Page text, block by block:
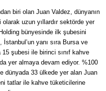
biri olan Juan Valdez, dünyanın
uzun yıllardır sektörde yer
bünyesinde ilk şubesini
yanı sıra Bursa ve
şubesi ile birinci sınıf kahve
yer almaya devam ediyor. %100
dünyada 33 ülkede yer alan Juan
tatlar ile kahve tüketicilerine